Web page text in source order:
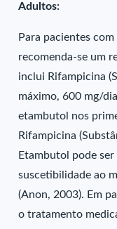
Adultos:
Para pacientes
recomenda-se um
inclui Rifampicina
máximo, 600 mg/
etambutol nos
Rifampicina
Etambutol pode
suscetibilidade ao
(Anon, 2003). Em
o tratamento